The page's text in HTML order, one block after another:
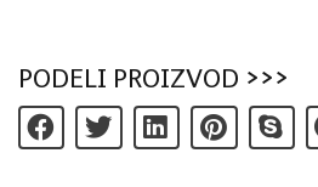
PODELI PROIZVOD >>>